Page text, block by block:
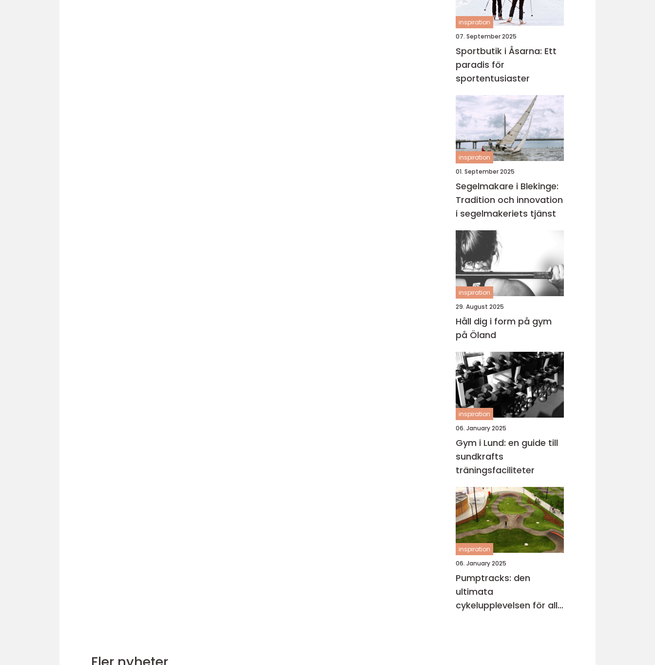
inspiration
07. September 2025
Sportbutik i Åsarna: Ett
paradis för
sportentusiaster
inspiration
01. September 2025
Segelmakare i Blekinge:
Tradition och innovation
i segelmakeriets tjänst
inspiration
29. August 2025
Håll dig i form på gym
på Öland
inspiration
06. January 2025
Gym i Lund: en guide till
sundkrafts
träningsfaciliteter
inspiration
06. January 2025
Pumptracks: den
ultimata
cykelupplevelsen för alla